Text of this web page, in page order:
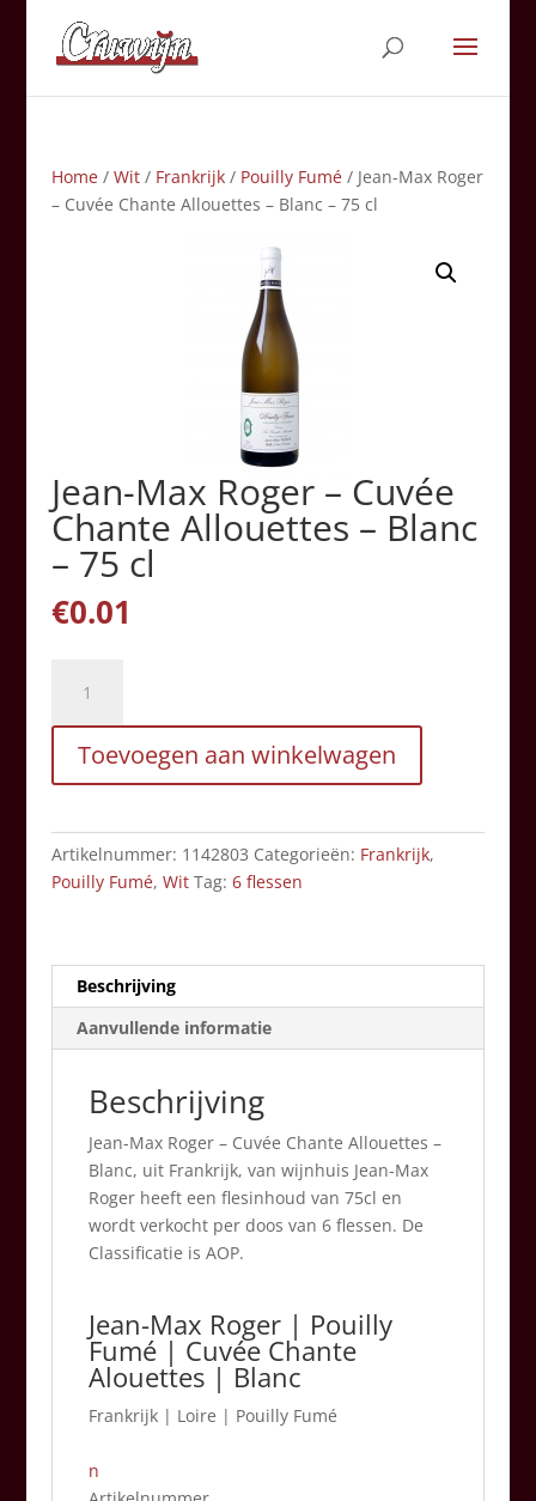
Home/ Wit/ Frankrijk/ Pouilly Fumé/ Jean-Max Roger
– Cuvée Chante Allouettes – Blanc – 75 cl
Jean-Max Roger – Cuvée
Chante Allouettes – Blanc
– 75 cl
€0.01
Roger
Cuvée
Allouettes
-
Blanc
aantal
Toevoegen aan winkelwagen
Artikelnummer: 1142803 Categorieën: Frankrijk,
Pouilly Fumé, Wit Tag: 6 flessen
Beschrijving
Aanvullende informatie
Beschrijving
Jean-Max Roger – Cuvée Chante Allouettes –
Blanc, uit Frankrijk, van wijnhuis Jean-Max
Roger heeft een flesinhoud van 75cl en
wordt verkocht per doos van 6 flessen. De
Classificatie is AOP.
Jean-Max Roger | Pouilly
Fumé | Cuvée Chante
Alouettes | Blanc
Frankrijk| Loire | Pouilly Fumé
n